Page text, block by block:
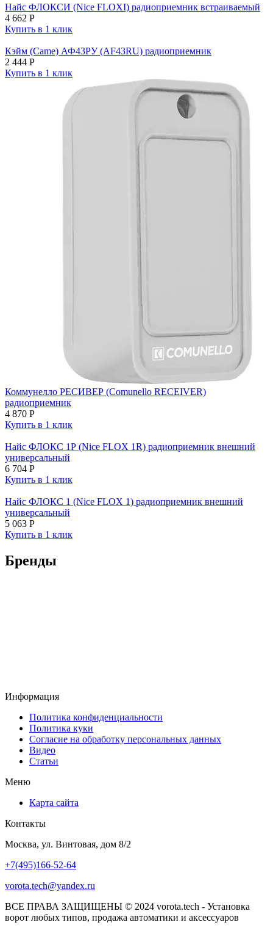
Найс ФЛОКСИ (Nice FLOXI) радиоприемник встраиваемый
4 662 Р
Купить в 1 клик
Кэйм (Came) АФ43РУ (AF43RU) радиоприемник
2 444 Р
Купить в 1 клик
Коммунелло РЕСИВЕР (Comunello RECEIVER)
радиоприемник
4 870 Р
Купить в 1 клик
Найс ФЛОКС 1Р (Nice FLOX 1R) радиоприемник внешний
универсальный
6 704 Р
Купить в 1 клик
Найс ФЛОКС 1 (Nice FLOX 1) радиоприемник внешний
универсальный
5 063 Р
Купить в 1 клик
Бренды
Информация
Политика конфиденциальности
Политика куки
Согласие на обработку персональных данных
Видео
Статьи
Меню
Карта сайта
Контакты
Москва, ул. Винтовая, дом 8/2
+7(495)166-52-64
vorota.tech@yandex.ru
ВСЕ ПРАВА ЗАЩИЩЕНЫ © 2024 vorota.tech - Установка
ворот любых типов, продажа автоматики и аксессуаров